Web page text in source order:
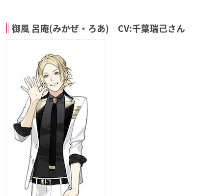
御風 呂庵(みかぜ・ろあ) CV:千葉瑞己さん